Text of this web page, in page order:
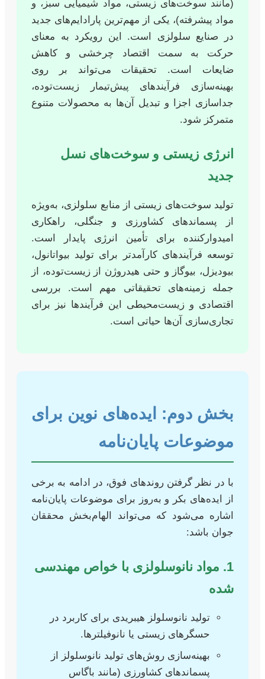
(مانند سوخت‌های زیستی، مواد شیمیایی سبز، و
مواد پیشرفته)، یکی از مهم‌ترین پارادایم‌های جدید
در صنایع سلولزی است. این رویکرد به معنای
حرکت به سمت اقتصاد چرخشی و کاهش
ضایعات است. تحقیقات می‌تواند بر روی
بهینه‌سازی فرآیندهای پیش‌تیمار زیست‌توده،
جداسازی اجزا و تبدیل آن‌ها به محصولات متنوع
متمرکز شود.
انرژی زیستی و سوخت‌های نسل
جدید
تولید سوخت‌های زیستی از منابع سلولزی، به‌ویژه
از پسماندهای کشاورزی و جنگلی، راهکاری
امیدوارکننده برای تأمین انرژی پایدار است.
توسعه فرآیندهای کارآمدتر برای تولید بیواتانول،
بیودیزل، بیوگاز و حتی هیدروژن از زیست‌توده، از
جمله زمینه‌های تحقیقاتی مهم است. بررسی
اقتصادی و زیست‌محیطی این فرآیندها نیز برای
تجاری‌سازی آن‌ها حیاتی است.
بخش دوم: ایده‌های نوین برای
موضوعات پایان‌نامه
با در نظر گرفتن روندهای فوق، در ادامه به برخی
از ایده‌های بکر و به‌روز برای موضوعات پایان‌نامه
اشاره می‌شود که می‌تواند الهام‌بخش محققان
جوان باشد:
1. مواد نانوسلولزی با خواص مهندسی
شده
تولید نانوسلولز هیبریدی برای کاربرد در
حسگرهای زیستی یا نانوفیلترها.
بهینه‌سازی روش‌های تولید نانوسلولز از
پسماندهای کشاورزی (مانند باگاس